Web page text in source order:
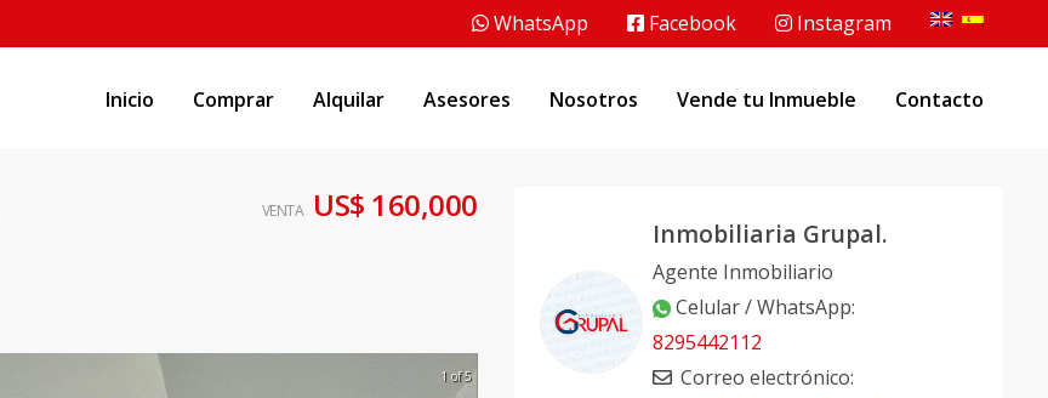
WhatsApp Facebook Instagram
Inicio Comprar Alquilar Asesores Nosotros Vende tu Inmueble Contacto
VENTA US$ 160,000
1 of 5
Inmobiliaria Grupal.
Agente Inmobiliario
Celular / WhatsApp:
8295442112
Correo electrónico: